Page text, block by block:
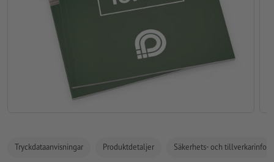
Tryckdataanvisningar Produktdetaljer Säkerhets- och